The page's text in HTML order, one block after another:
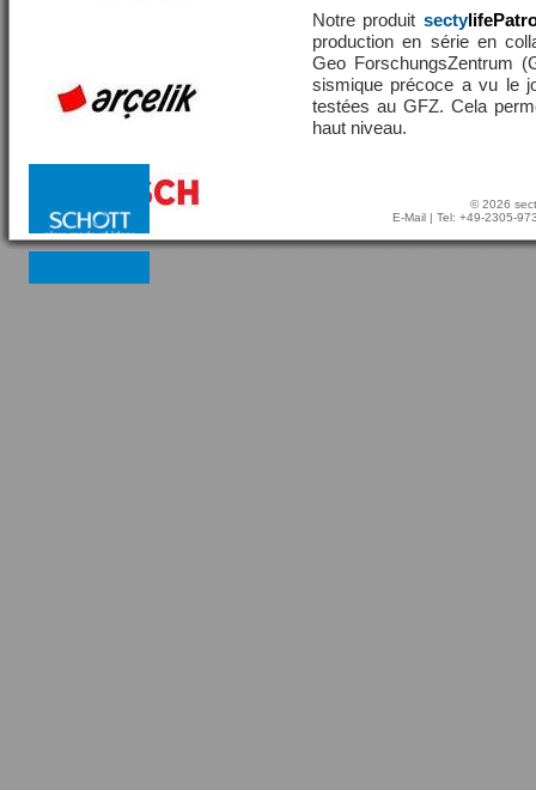
Notre produit secty
production en série en
Geo ForschungsZentrum
sismique précoce a vu le
testées au GFZ. Cela
haut niveau.
© 2026
E-Mail | Tel: +49-2305-